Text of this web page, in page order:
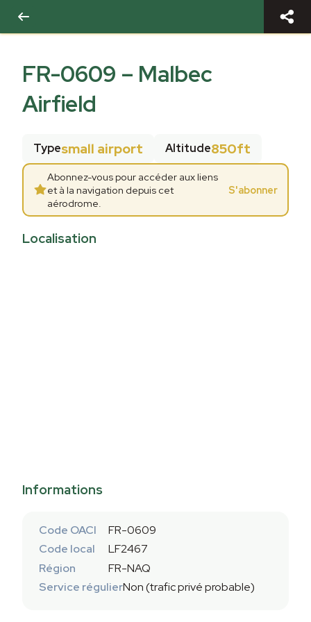
FR-0609 – Malbec
Airfield
Typesmall airport Altitude850ft
Abonnez-vous pour accéder aux liens
et à la navigation depuis cet
aérodrome.
S'abonner
Localisation
Informations
Code OACI
FR-0609
Code local
LF2467
Région
FR-NAQ
Service régulierNon (trafic privé probable)